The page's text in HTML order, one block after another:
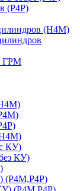
(P4P)
(Н4М)
ГРМ
КУ)
КУ)
(P4M,P4P)